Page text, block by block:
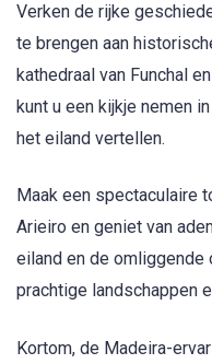
Verken de rijke
te brengen aan
kathedraal van Funchal
kunt u een kijkje nemen
het eiland vertellen.
Maak een spectaculaire
Arieiro en geniet van
eiland en de omliggende
prachtige landschappen
Kortom, de Madeira-